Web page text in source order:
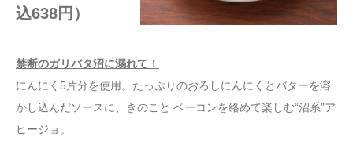
込638円）
禁断のガリバタ沼に溺れて！
にんにく5片分を使用。たっぷりのおろしにんにくとバターを溶
かし込んだソースに、きのこと ベーコンを絡めて楽しむ“沼系”ア
ヒージョ。